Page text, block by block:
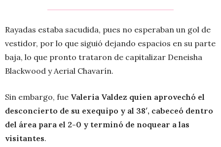
Rayadas estaba sacudida, pues no esperaban un gol de
vestidor, por lo que siguió dejando espacios en su parte
baja, lo que pronto trataron de capitalizar Deneisha
Blackwood y Aerial Chavarín.
Sin embargo, fue Valeria Valdez quien aprovechó el
desconcierto de su exequipo y al 38′, cabeceó dentro
del área para el 2-0 y terminó de noquear a las
visitantes.